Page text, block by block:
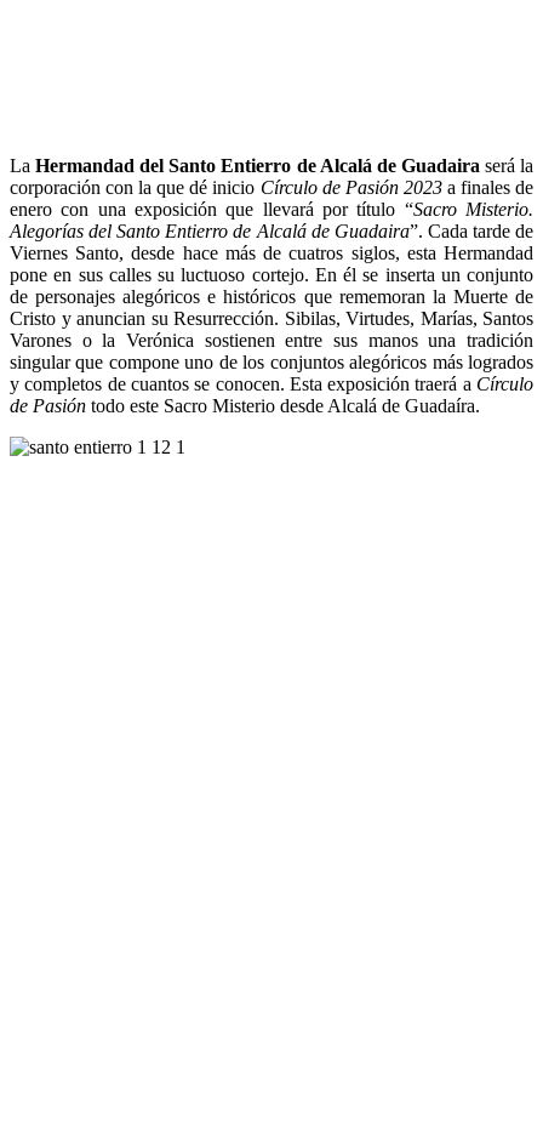
LaHermandad del Santo Entierro de Alcalá de Guadaira será la
corporación con la que dé inicio Círculo de Pasión 2023a finales de
enero con una exposición que llevará por título “Sacro Misterio.
Alegorías del Santo Entierro de Alcalá de Guadaira”. Cada tarde de
Viernes Santo, desde hace más de cuatros siglos, esta Hermandad
pone en sus calles su luctuoso cortejo. En él se inserta un conjunto
de personajes alegóricos e históricos que rememoran la Muerte de
Cristo y anuncian su Resurrección. Sibilas, Virtudes, Marías, Santos
Varones o la Verónica sostienen entre sus manos una tradición
singular que compone uno de los conjuntos alegóricos más logrados
y completos de cuantos se conocen. Esta exposición traerá a Círculo
de Pasión todo este Sacro Misterio desde Alcalá de Guadaíra.